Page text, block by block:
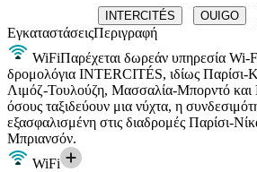
INTERCITÉS OUIGO
ΕγκαταστάσειςΠεριγραφή
WiFiΠαρέχεται δωρεάν υπηρεσία Wi-
δρομολόγια INTERCITÉS, ιδίως
Λιμόζ-Τουλούζη, Μασσαλία-Μπορντό και
όσους ταξιδεύουν μια νύχτα, η
εξασφαλισμένη στις διαδρομές Παρίσι-
Μπριανσόν.
WiFi